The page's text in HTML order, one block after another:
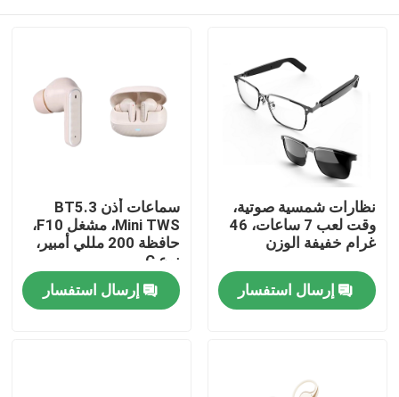
المنزل
نظارات شمسية صوتية،
وقت لعب 7 ساعات، 46
غرام خفيفة الوزن
إرسال استفسار
سماعات أذن BT5.3
Mini TWS، مشغل F10،
حافظة 200 مللي أمبير،
نوع C
إرسال استفسار